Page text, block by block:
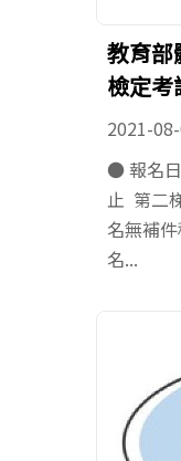
教育部
檢定考
2021-
● 報名
止 第二
名無補
名...